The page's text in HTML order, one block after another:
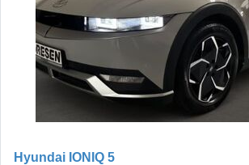
Hyundai IONIQ 5